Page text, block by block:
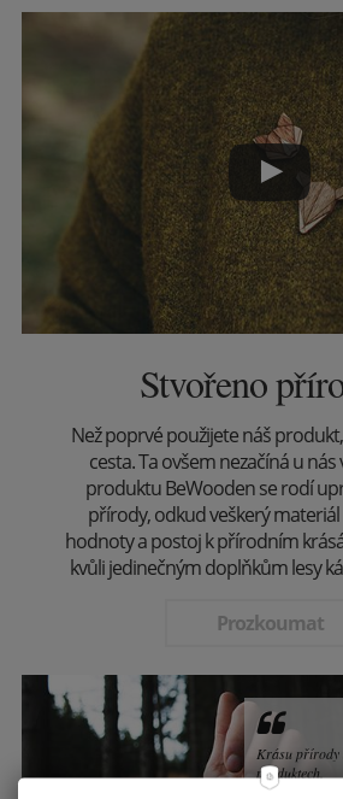
Stvořeno
Než poprvé použijete náš
cesta. Ta ovšem nezačíná u
produktu BeWooden se rodí
přírody, odkud veškerý materiál
hodnoty a postoj k přírodním
kvůli jedinečným doplňkům lesy
Prozkoumat
Krásu přírody
produktech.